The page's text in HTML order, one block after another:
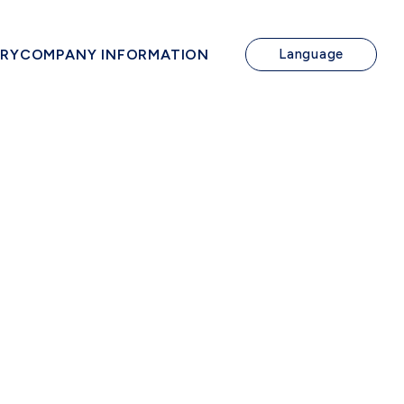
COMPANY INFORMATION Language